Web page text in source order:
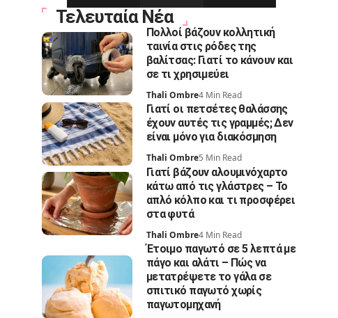
Τελευταία Νέα
Πολλοί βάζουν κολλητική
ταινία στις ρόδες της
βαλίτσας: Γιατί το κάνουν και
σε τι χρησιμεύει
Thali Ombre4 Min Read
Γιατί οι πετσέτες θαλάσσης
έχουν αυτές τις γραμμές; Δεν
είναι μόνο για διακόσμηση
Thali Ombre5 Min Read
Γιατί βάζουν αλουμινόχαρτο
κάτω από τις γλάστρες – Το
απλό κόλπο και τι προσφέρει
στα φυτά
Thali Ombre4 Min Read
Έτοιμο παγωτό σε 5 λεπτά με
πάγο και αλάτι – Πώς να
μετατρέψετε το γάλα σε
σπιτικό παγωτό χωρίς
παγωτομηχανή